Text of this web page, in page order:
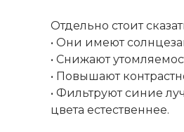
Отдельно стоит
• Они имеют
• Снижают
• Повышают
• Фильтруют синие
цвета естественнее.